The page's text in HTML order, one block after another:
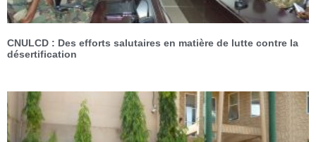
CNULCD : Des efforts salutaires en matière de lutte contre la
désertification